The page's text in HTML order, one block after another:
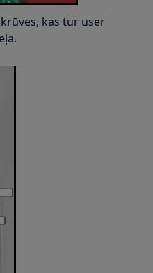
kas tur user